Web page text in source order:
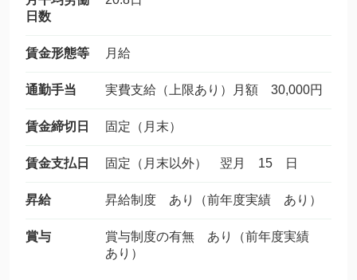
日数
賃金形態等 月給
通勤手当 実費支給（上限あり）月額 30,000円
賃金締切日 固定（月末）
賃金支払日 固定（月末以外） 翌月 15 日
昇給 昇給制度 あり（前年度実績 あり）
賞与
賞与制度の有無 あり（前年度実績
あり）